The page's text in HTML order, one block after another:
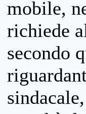
mobile,
richiede
secondo